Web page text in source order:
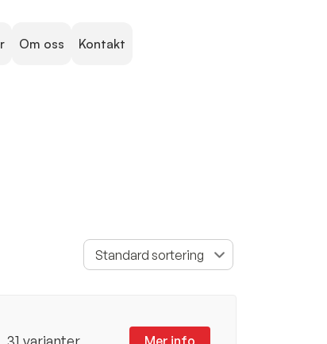
Om oss Kontakt
Mer info